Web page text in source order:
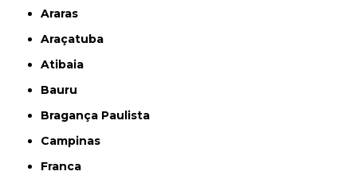
Araras
Araçatuba
Atibaia
Bauru
Bragança Paulista
Campinas
Franca